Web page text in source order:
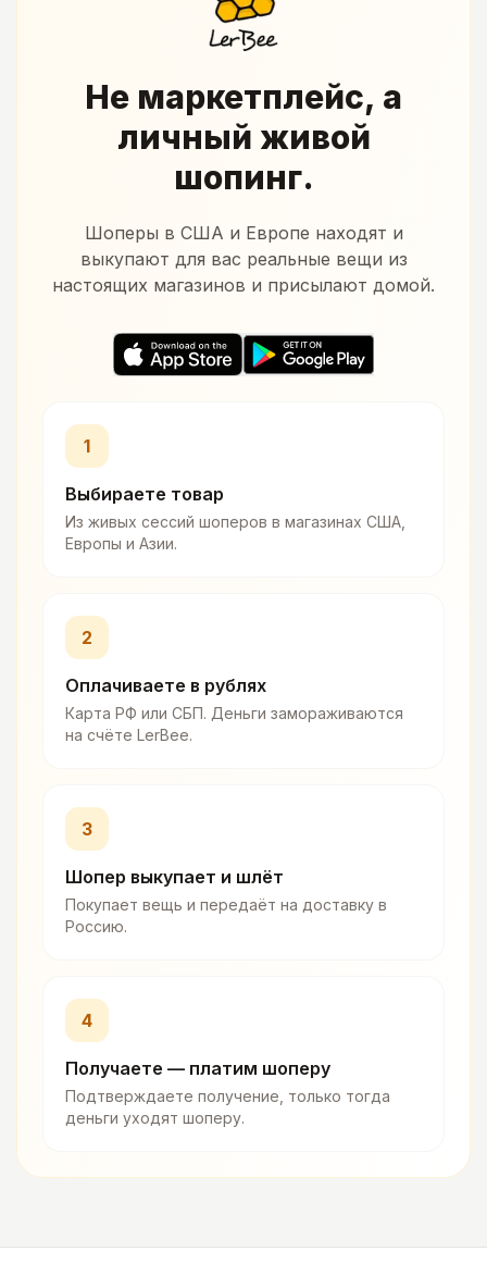
Не маркетплейс, а
личный живой
шопинг.
Шоперы в США и Европе находят и
выкупают для вас реальные вещи из
настоящих магазинов и присылают домой.
1
Выбираете товар
Из живых сессий шоперов в магазинах США,
Европы и Азии.
2
Оплачиваете в рублях
Карта РФ или СБП. Деньги замораживаются
на счёте LerBee.
3
Шопер выкупает и шлёт
Покупает вещь и передаёт на доставку в
Россию.
4
Получаете — платим шоперу
Подтверждаете получение, только тогда
деньги уходят шоперу.